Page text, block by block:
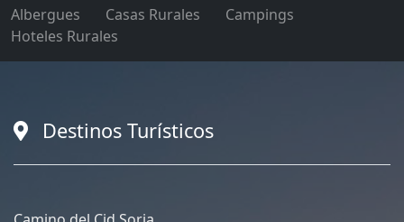
Albergues Casas Rurales
Campings
Hoteles Rurales
Destinos Turísticos